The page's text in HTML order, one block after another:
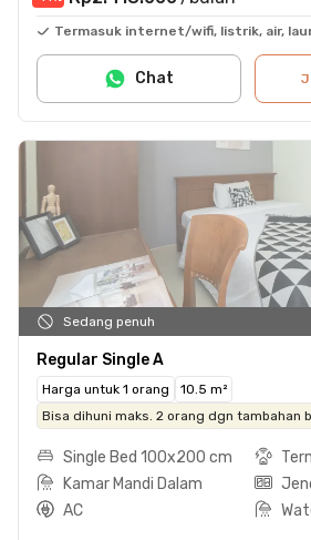
Termasuk internet/wifi, listrik, air,
Chat
Sedang penuh
Regular Single A
Harga untuk 1 orang
10.5 m²
Bisa dihuni maks. 2 orang dgn tambahan
Single Bed 100x200 cm
Kamar Mandi Dalam
AC